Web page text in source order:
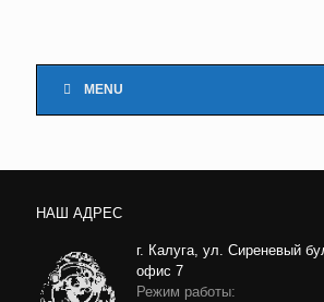
MENU
НАШ АДРЕС
г. Калуга, ул. Сиреневый
офис 7
Режим работы: